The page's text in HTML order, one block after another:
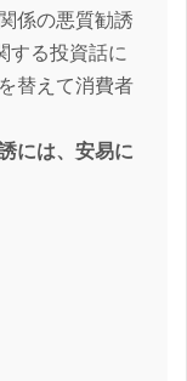
係の悪質勧誘
する投資話に
替えて消費者
には、安易に